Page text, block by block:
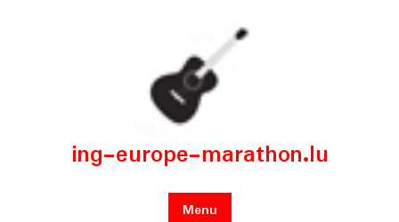
ing-europe-marathon.lu
Menu